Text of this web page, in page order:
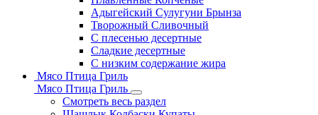
Адыгейский Сулугуни Брынза
Творожный Сливочный
С плесенью десертные
Сладкие десертные
С низким содержание жира
Мясо Птица Гриль
Мясо Птица Гриль
Смотреть весь раздел